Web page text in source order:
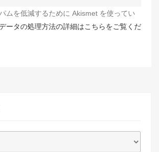
ムを低減するために Akismet を使ってい
ータの処理方法の詳細はこちらをご覧くだ